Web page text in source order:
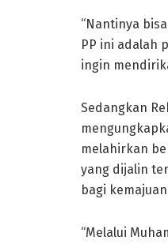
“Nantinya
PP ini adalah
ingin
Sedangkan
melahirkan
yang dijalin
bagi
“Melalui